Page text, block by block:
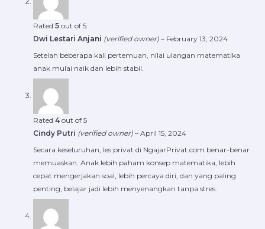
Rated 5 out of 5
Dwi Lestari Anjani (verified owner) – February 13, 2024
Setelah beberapa kali pertemuan, nilai ulangan matematika
anak mulai naik dan lebih stabil.
Rated 4 out of 5
Cindy Putri (verified owner) – April 15, 2024
Secara keseluruhan, les privat di NgajarPrivat.com benar-benar
memuaskan. Anak lebih paham konsep matematika, lebih
cepat mengerjakan soal, lebih percaya diri, dan yang paling
penting, belajar jadi lebih menyenangkan tanpa stres.